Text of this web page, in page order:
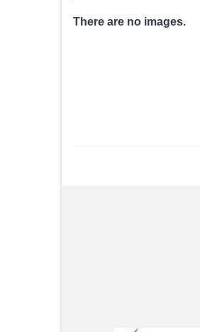
There are no images.